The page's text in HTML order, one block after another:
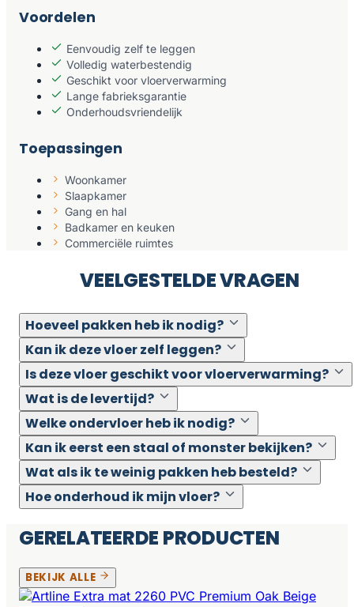
Voordelen
Eenvoudig zelf te leggen
Volledig waterbestendig
Geschikt voor vloerverwarming
Lange fabrieksgarantie
Onderhoudsvriendelijk
Toepassingen
Woonkamer
Slaapkamer
Gang en hal
Badkamer en keuken
Commerciële ruimtes
VEELGESTELDE VRAGEN
Hoeveel pakken heb ik nodig?
Kan ik deze vloer zelf leggen?
Is deze vloer geschikt voor vloerverwarming?
Wat is de levertijd?
Welke ondervloer heb ik nodig?
Kan ik eerst een staal of monster bekijken?
Wat als ik te weinig pakken heb besteld?
Hoe onderhoud ik mijn vloer?
GERELATEERDE PRODUCTEN
BEKIJK ALLE